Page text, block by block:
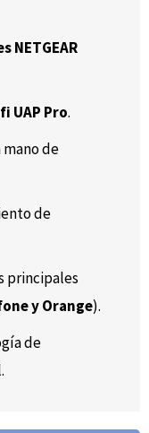
NETGEAR
UAP Pro.
de
de
principales
y Orange).
de